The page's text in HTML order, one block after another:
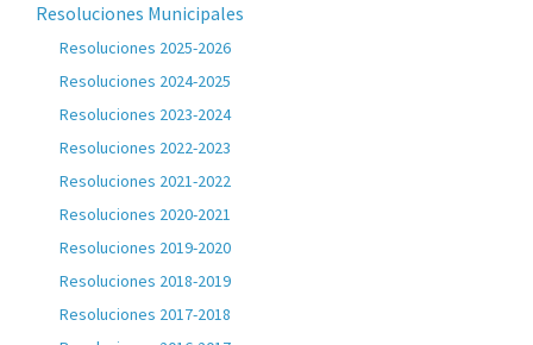
Resoluciones Municipales
Resoluciones 2025-2026
Resoluciones 2024-2025
Resoluciones 2023-2024
Resoluciones 2022-2023
Resoluciones 2021-2022
Resoluciones 2020-2021
Resoluciones 2019-2020
Resoluciones 2018-2019
Resoluciones 2017-2018